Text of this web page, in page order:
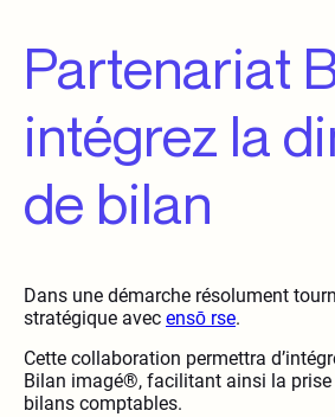
Partenariat
intégrez la
de bilan
Dans une démarche résolument
stratégique avec ensō rse.
Cette collaboration permettra
Bilan imagé®, facilitant ainsi la
bilans comptables.